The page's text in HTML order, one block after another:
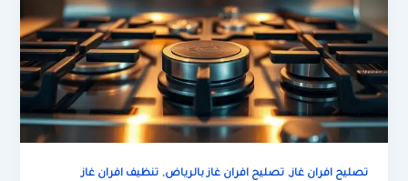
تصليح افران غاز,تصليح افران غاز بالرياض,تنظيف افران غاز